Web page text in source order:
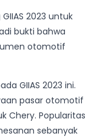
2023 untuk
bukti bahwa
otomotif
GIIAS 2023 ini.
pasar otomotif
Chery. Popularitas
sebanyak